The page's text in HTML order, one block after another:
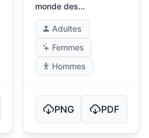
monde des
dinosaures2
Adultes
Femmes
Hommes
PNG PDF